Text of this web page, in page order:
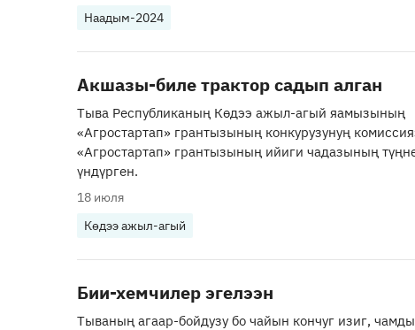
Наадым-2024
Акшазы-биле трактор садып алган
Тыва Республиканың Көдээ ажыл-агый яамызының
«Агростартап» грантызының конкурузунуң
«Агростартап» грантызының ийиги чадазының
үндүрген.
18 июля
Көдээ ажыл-агый
Бии-хемчилер эгелээн
Тываның агаар-бойдузу бо чайын кончуг изиг,